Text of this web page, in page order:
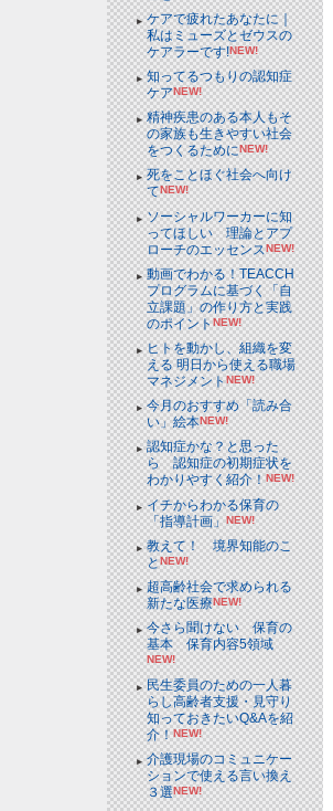
ケアで疲れたあなたに｜
私はミューズとゼウスの
ケアラーです!NEW!
知ってるつもりの認知症
ケアNEW!
精神疾患のある本人もそ
の家族も生きやすい社会
をつくるためにNEW!
死をことほぐ社会へ向け
てNEW!
ソーシャルワーカーに知
ってほしい 理論とアプ
ローチのエッセンスNEW!
動画でわかる！TEACCH
プログラムに基づく「自
立課題」の作り方と実践
のポイントNEW!
ヒトを動かし、組織を変
える 明日から使える職場
マネジメントNEW!
今月のおすすめ「読み合
い」絵本NEW!
認知症かな？と思った
ら 認知症の初期症状を
わかりやすく紹介！NEW!
イチからわかる保育の
「指導計画」NEW!
教えて！ 境界知能のこ
とNEW!
超高齢社会で求められる
新たな医療NEW!
今さら聞けない 保育の
基本 保育内容5領域
NEW!
民生委員のための一人暮
らし高齢者支援・見守り
知っておきたいQ&Aを紹
介！NEW!
介護現場のコミュニケー
ションで使える言い換え
３選NEW!